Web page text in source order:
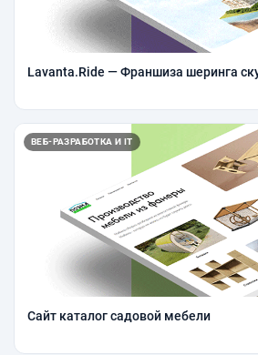
Lavanta.Ride — Франшиза
ВЕБ-РАЗРАБОТКА И IT
Сайт каталог садовой мебели